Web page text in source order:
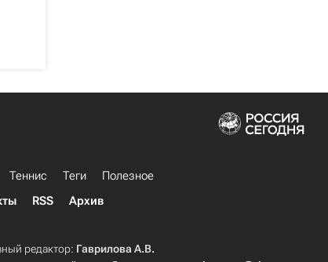
Теннис Теги
Полезное
RSS Архив
редактор: Гаврилова А.В.